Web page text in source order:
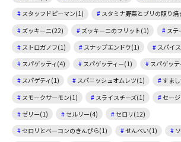
スタッフドピーマン(1)
スタミナ野菜とブリの照り焼
ズッキーニ(22)
ズッキーニのフリット(1)
ス
ストロガノフ(1)
スナップエンドウ(1)
スパイ
スパゲッティ(4)
スパゲッティー(1)
スパゲッ
スパゲティ(1)
スパニッシュオムレツ(1)
すま
スモークサーモン(1)
スライスチーズ(1) セー
ゼリー(1)
セルリー(4)
セロリ(12)
セロリとベーコンのきんぴら(1)
せんべい(1)